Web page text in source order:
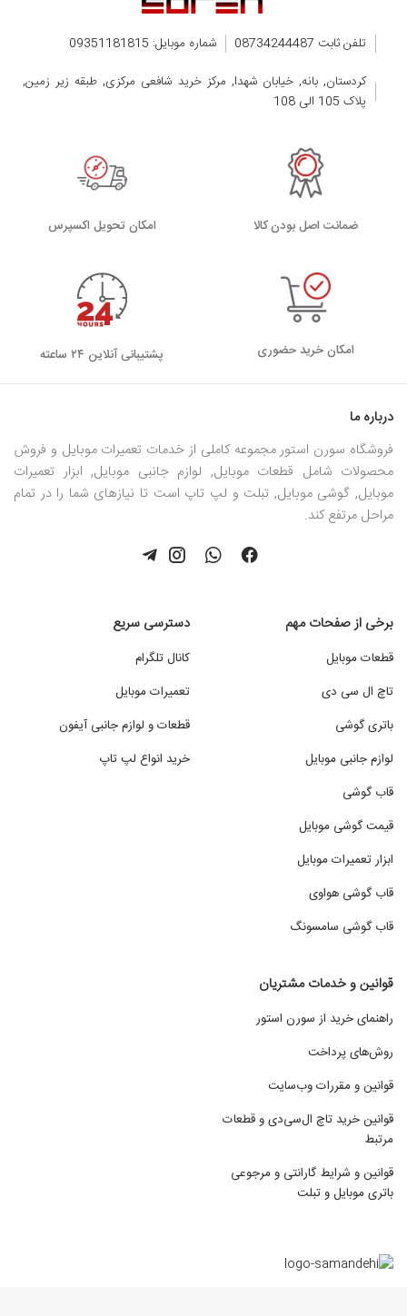
تلفن ثابت 08734244487
شماره موبایل: 09351181815
کردستان, بانه, خیابان شهدا, مرکز خرید شافعی مرکزی, طبقه زیر زمین,
پلاک 105 الی 108
ضمانت اصل بودن کالا اﻣﮑﺎن ﺗﺤﻮﯾﻞ اﮐﺴﭙﺮس
امکان خرید حضوری پشتیبانی آنلاین ۲۴ ساعته
درباره ما
فروشگاه سورن استور مجموعه کاملی از خدمات تعمیرات موبایل و فروش
محصولات شامل قطعات موبایل, لوازم جانبی موبایل, ابزار تعمیرات
موبایل, گوشی موبایل, تبلت و لپ تاپ است تا نیازهای شما را در تمام
مراحل مرتفع کند.
برخی از صفحات مهم
قطعات موبایل
تاچ ال سی دی
باتری گوشی
لوازم جانبی موبایل
قاب گوشی
قیمت گوشی موبایل
ابزار تعمیرات موبایل
قاب گوشی هواوی
قاب گوشی سامسونگ
دسترسی سریع
کانال تلگرام
تعمیرات موبایل
قطعات و لوازم جانبی آیفون
خرید انواع لپ تاپ
قوانین و خدمات مشتریان
راهنمای خرید از سورن استور
روش‌های پرداخت
قوانین و مقررات وب‌سایت
قوانین خرید تاچ ال‌سی‌دی و قطعات
مرتبط
قوانین و شرایط گارانتی و مرجوعی
باتری موبایل و تبلت